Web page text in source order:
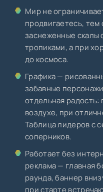
Мир не
продвигаетесь,
заснеженные скалы
тропиками, а при
до космоса.
Графика —
забавные
отдельная радость:
воздухе, при
Таблица лидеров с
соперников.
Работает без
реклама — главная
раунда, баннер
при старте